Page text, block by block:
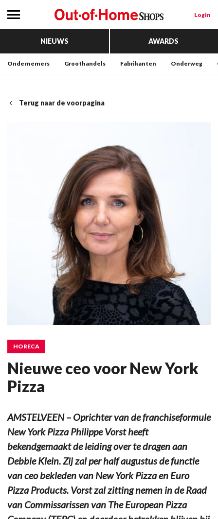
Login
NIEUWS AWARDS
Ondernemers Groothandels Fabrikanten Onderweg
Terug naar de voorpagina
HORECA
Nieuwe ceo voor New York
Pizza
AMSTELVEEN – Oprichter van de franchiseformule
New York Pizza Philippe Vorst heeft
bekendgemaakt de leiding over te dragen aan
Debbie Klein. Zij zal per half augustus de functie
van ceo bekleden van New York Pizza en Euro
Pizza Products. Vorst zal zitting nemen in de Raad
van Commissarissen van The European Pizza